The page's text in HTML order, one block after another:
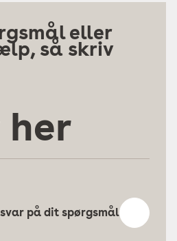
eller
så skriv
svar på dit spørgsmål